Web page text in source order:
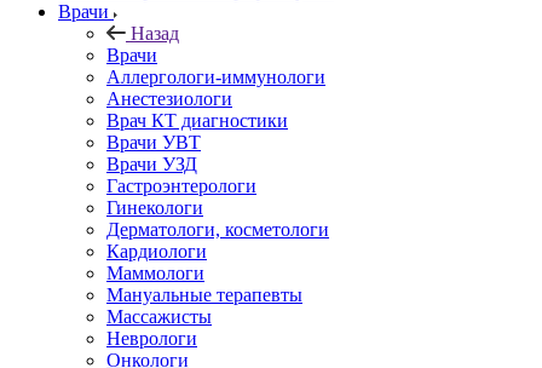
Врачи
Назад
Врачи
Аллергологи-иммунологи
Анестезиологи
Врач КТ диагностики
Врачи УВТ
Врачи УЗД
Гастроэнтерологи
Гинекологи
Дерматологи, косметологи
Кардиологи
Маммологи
Мануальные терапевты
Массажисты
Неврологи
Онкологи